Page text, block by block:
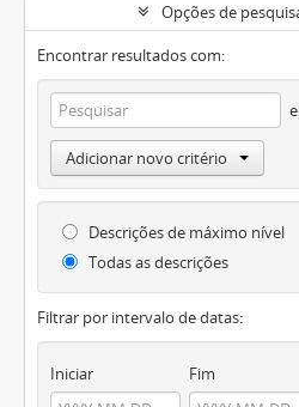
Opções de
Encontrar resultados com:
Adicionar novo critério
Descrições de máximo nível
Todas as descrições
Filtrar por intervalo de datas:
Iniciar Fim